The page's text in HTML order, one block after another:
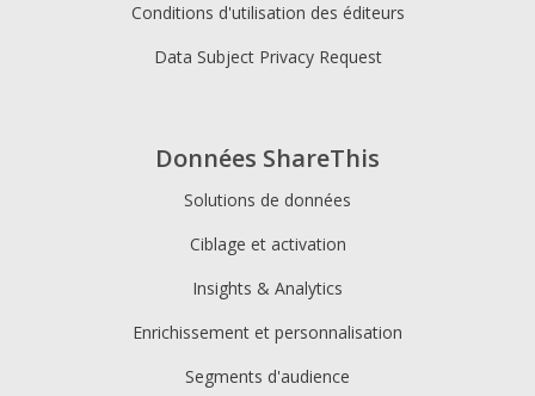
Données ShareThis
Solutions de données
Ciblage et activation
Insights & Analytics
Enrichissement et personnalisation
Segments d'audience
Conditions d'utilisation des éditeurs
Data Subject Privacy Request